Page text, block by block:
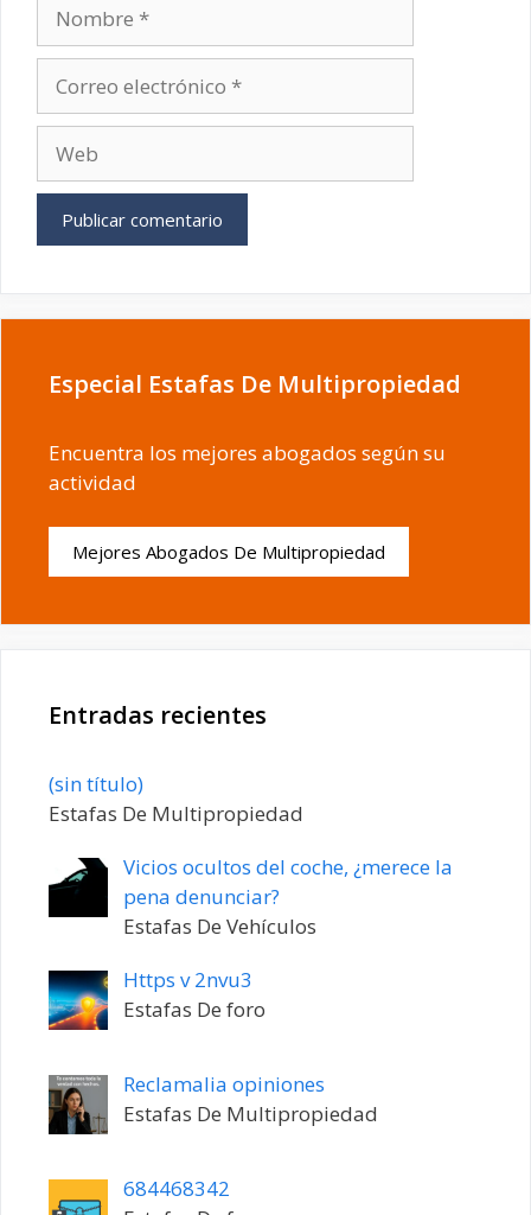
electrónico
Especial Estafas De Multipropiedad
Encuentra los mejores abogados según su
actividad
Mejores Abogados De Multipropiedad
Entradas recientes
(sin título)Entrada
20198
Estafas De Multipropiedad
Vicios ocultos del coche, ¿merece la
pena denunciar?
Estafas De Vehículos
Https v 2nvu3
Estafas De foro
Reclamalia opiniones
Estafas De Multipropiedad
684468342